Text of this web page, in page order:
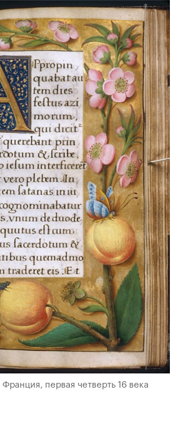
Франция, первая четверть 16 века